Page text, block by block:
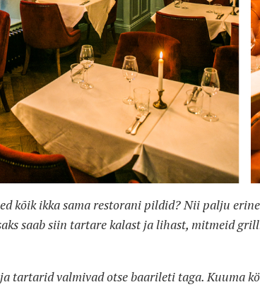
kõik ikka sama restorani pildid? Nii palju
saab siin tartare kalast ja lihast, mitmeid
tartarid valmivad otse baarileti taga. Kuuma